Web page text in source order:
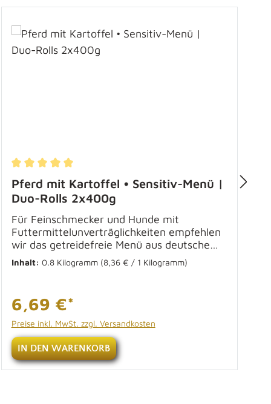
Durchschnittliche Bewertung von 5 von 5 Sternen
Pferd mit Kartoffel • Sensitiv-Menü |
Duo-Rolls 2x400g
Für Feinschmecker und Hunde mit
Futtermittelunverträglichkeiten empfehlen
wir das getreidefreie Menü aus deutschem
Pferdefleisch. Das leckere Hundefutter
besteht zudem aus Kartoffeln, Karotten,
Hundefutter mit Pferdefleisch eignet sich
sehr gut für alle Tiere, die an einer
Intoleranz leiden. Das Nassfutter enthält
Kartoffeln als Kohlenhydratquelle. Die
Versorgung mit Proteinen findet durch den
Anteil an Pferdefleisch statt. Der
enthaltene Fenchel in unserem
Inhalt: 0.8 Kilogramm (8,36 € / 1 Kilogramm)
6,69 €*
Preise inkl. MwSt. zzgl. Versandkosten
IN DEN WARENKORB